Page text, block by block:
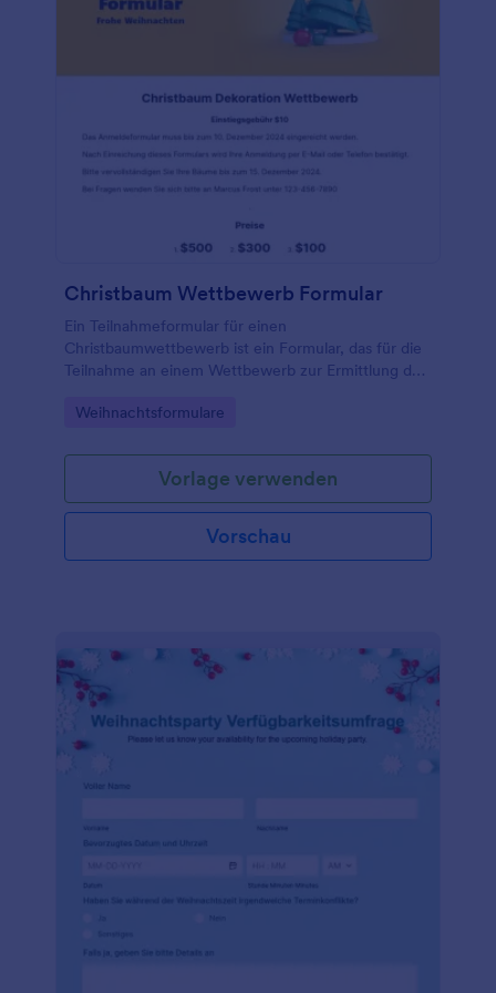
Integrationen von Jotform automatisch tun.
Christbaum Wettbewerb Formular
Ein Teilnahmeformular für einen
Christbaumwettbewerb ist ein Formular, das für die
Teilnahme an einem Wettbewerb zur Ermittlung des
ein kostenloses Online-Formular für
jährlichen Christbaumwettbewerb zu sammeln!
Passen Sie die Fragen an die von Ihnen festgelegten
Kriterien an, fügen Sie dem Formular Ihr Logo hinzu,
und betten Sie es online ein, um mit der Sammlung
von Einsendungen zu beginnen. Wenn Sie den
Beiträge zu einem Speicherdienst Ihrer Wahl
hinzufügen. Nutzen Sie einfach unsere über 100
Integrationen, um dies zu ermöglichen. Und wenn
Sie das Formular so gestalten möchten, wie Sie es
wünschen, verwenden Sie unseren kostenlosen
werden kann! Halten Sie Ihre Kunden mit einer
jährlichen Christbaumwettbewerb bei der Stange.
Veranstalten Sie einen Wettbewerb und finden Sie
den besten Baum mit einem kostenlosen Online-
Go to Category:
Weihnachtsformulare
Vorlage verwenden
Vorschau